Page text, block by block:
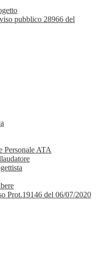
pubblico 28966 del
Personale ATA
Prot.19146 del 06/07/2020